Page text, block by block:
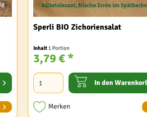
Sperli BIO Zichoriensalat
Inhalt 1 Portion
3,79 € *
In den
Merken